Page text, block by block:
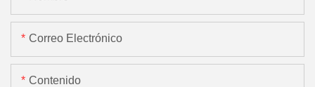
Correo Electrónico
Contenido